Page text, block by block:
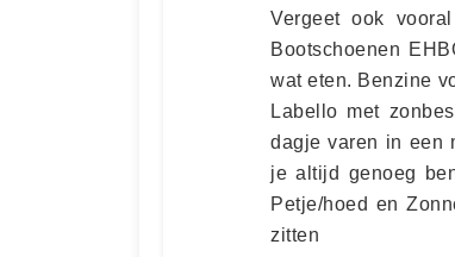
Vergeet ook
Bootschoenen
wat eten. Benzine
Labello met
dagje varen in een
je altijd genoeg
Petje/hoed en
zitten